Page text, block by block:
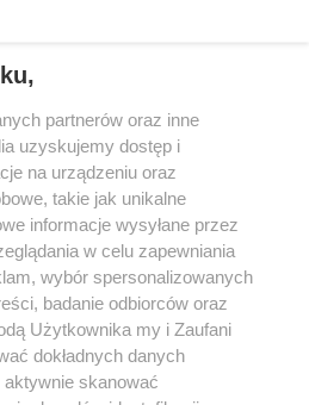
Prywatność
Praca Łódź
the:protocol
partnerów oraz inne
uzyskujemy dostęp i
na urządzeniu oraz
takie jak unikalne
informacje wysyłane przez
w celu zapewniania
wybór spersonalizowanych
badanie odbiorców oraz
Użytkownika my i Zaufani
dokładnych danych
skanować